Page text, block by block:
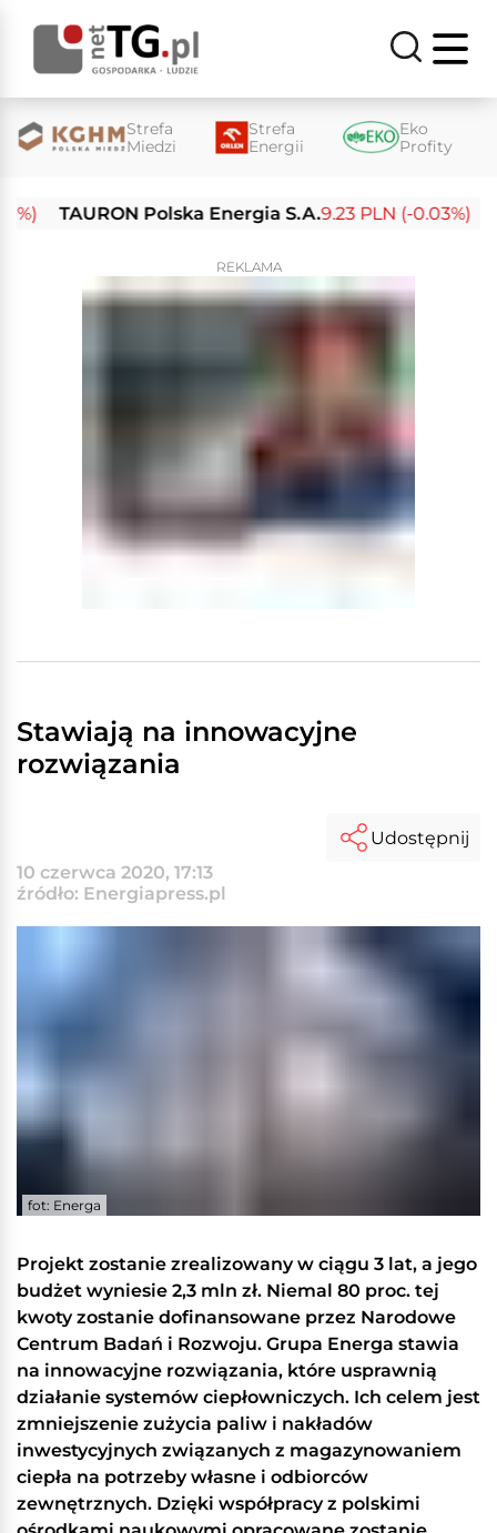
Strefa
Miedzi
Strefa
Energii
Eko
Profity
TAURON Polska Energia S.A. 9.23 PLN (-0.03%)
REKLAMA
Stawiają na innowacyjne
rozwiązania
10 czerwca 2020, 17:13
źródło: Energiapress.pl
Udostępnij
fot: Energa
Projekt zostanie zrealizowany w ciągu 3 lat, a jego
budżet wyniesie 2,3 mln zł. Niemal 80 proc. tej
kwoty zostanie dofinansowane przez Narodowe
Centrum Badań i Rozwoju. Grupa Energa stawia
na innowacyjne rozwiązania, które usprawnią
działanie systemów ciepłowniczych. Ich celem jest
zmniejszenie zużycia paliw i nakładów
inwestycyjnych związanych z magazynowaniem
ciepła na potrzeby własne i odbiorców
zewnętrznych. Dzięki współpracy z polskimi